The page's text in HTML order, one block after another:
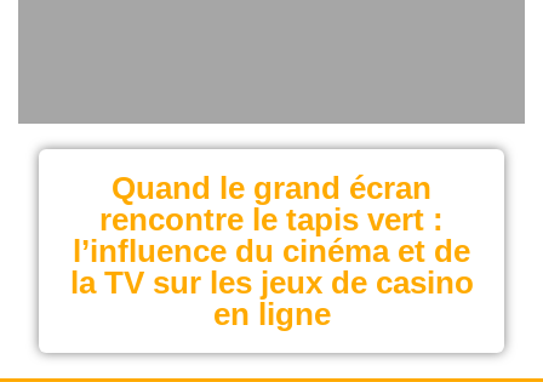
Quand le grand écran
rencontre le tapis vert :
l’influence du cinéma et de
la TV sur les jeux de casino
en ligne